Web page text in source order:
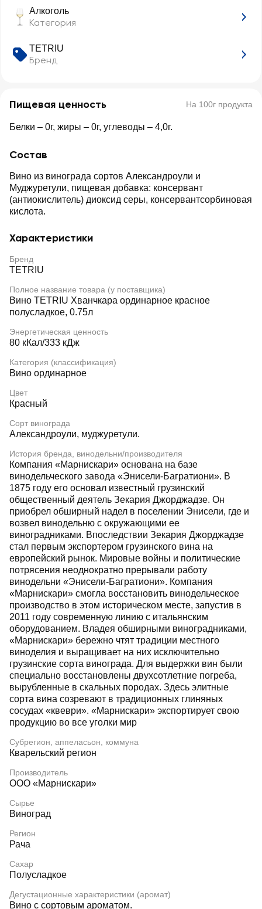
Алкоголь
Категория
TETRIU
Бренд
Пищевая ценность На 100г продукта
Белки – 0г, жиры – 0г, углеводы – 4,0г.
Состав
Вино из винограда сортов Александроули и
Муджуретули, пищевая добавка: консервант
(антиокислитель) диоксид серы, консервантсорбиновая
кислота.
Характеристики
Бренд
TETRIU
Полное название товара (у поставщика)
Вино TETRIU Хванчкара ординарное красное
полусладкое, 0.75л
Энергетическая ценность
80 кКал/333 кДж
Категория (классификация)
Вино ординарное
Цвет
Красный
Сорт винограда
Александроули, муджуретули.
История бренда, винодельни/производителя
Компания «Марнискари» основана на базе
винодельческого завода «Энисели-Багратиони». В
1875 году его основал известный грузинский
общественный деятель Зекария Джорджадзе. Он
приобрел обширный надел в поселении Энисели, где и
возвел винодельню с окружающими ее
виноградниками. Впоследствии Зекария Джорджадзе
стал первым экспортером грузинского вина на
европейский рынок. Мировые войны и политические
потрясения неоднократно прерывали работу
винодельни «Энисели-Багратиони». Компания
«Марнискари» смогла восстановить винодельческое
производство в этом историческом месте, запустив в
2011 году современную линию с итальянским
оборудованием. Владея обширными виноградниками,
«Марнискари» бережно чтят традиции местного
виноделия и выращивает на них исключительно
грузинские сорта винограда. Для выдержки вин были
специально восстановлены двухсотлетние погреба,
вырубленные в скальных породах. Здесь элитные
сорта вина созревают в традиционных глиняных
сосудах «квеври». «Марнискари» экспортирует свою
продукцию во все уголки мир
Субрегион, аппеласьон, коммуна
Кварельский регион
Производитель
ООО «Марнискари»
Сырье
Виноград
Регион
Рача
Сахар
Полусладкое
Дегустационные характеристики (аромат)
Вино с сортовым ароматом.